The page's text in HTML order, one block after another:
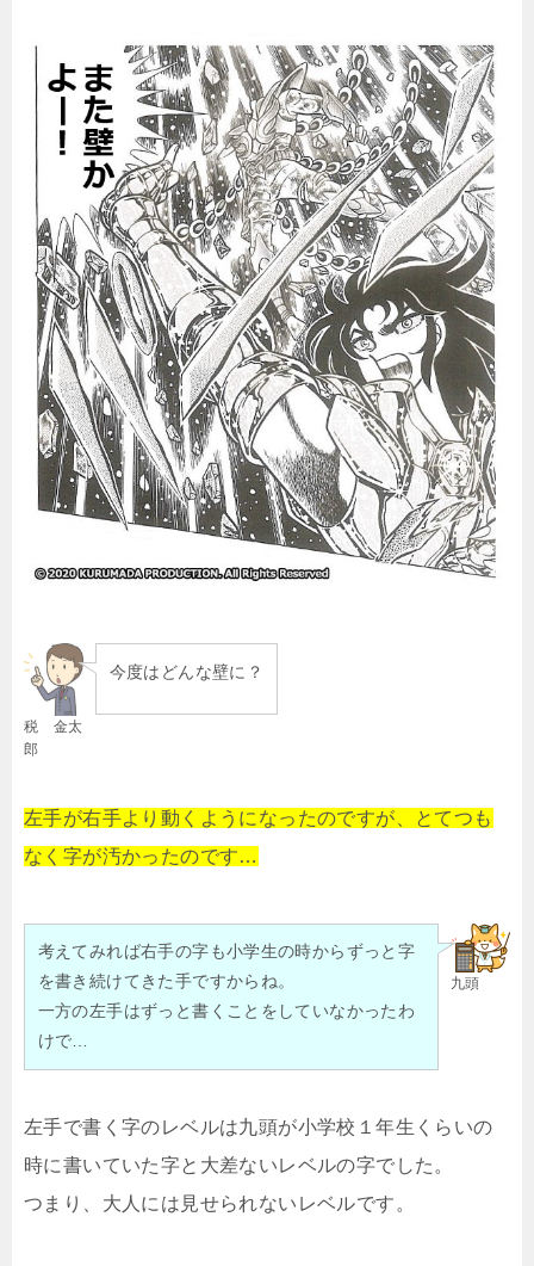
税 金太
郎
今度はどんな壁に？
左手が右手より動くようになったのですが、とてつも
なく字が汚かったのです…
九頭
考えてみれば右手の字も小学生の時からずっと字
を書き続けてきた手ですからね。
一方の左手はずっと書くことをしていなかったわ
けで…
左手で書く字のレベルは九頭が小学校１年生くらいの
時に書いていた字と大差ないレベルの字でした。
つまり、大人には見せられないレベルです。